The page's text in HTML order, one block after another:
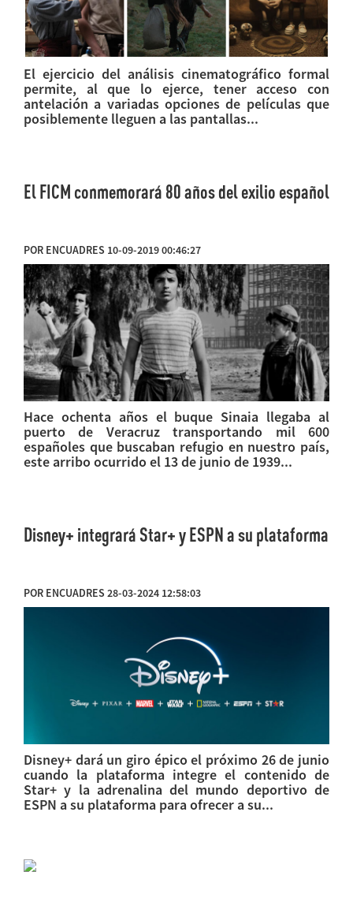
El ejercicio del análisis cinematográfico formal
permite, al que lo ejerce, tener acceso con
antelación a variadas opciones de películas que
posiblemente lleguen a las pantallas...
El FICM conmemorará 80 años del exilio español
POR ENCUADRES 10-09-2019 00:46:27
Hace ochenta años el buque Sinaia llegaba al
puerto de Veracruz transportando mil 600
españoles que buscaban refugio en nuestro país,
este arribo ocurrido el 13 de junio de 1939...
Disney+ integrará Star+ y ESPN a su plataforma
POR ENCUADRES 28-03-2024 12:58:03
Disney+ dará un giro épico el próximo 26 de junio
cuando la plataforma integre el contenido de
Star+ y la adrenalina del mundo deportivo de
ESPN a su plataforma para ofrecer a su...